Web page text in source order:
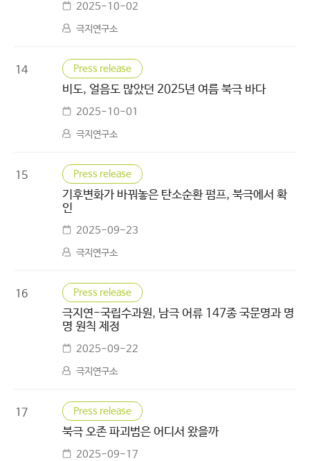
2025-10-02
극지연구소
14 Press release
비도, 얼음도 많았던 2025년 여름 북극 바다
2025-10-01
극지연구소
15 Press release
기후변화가 바꿔놓은 탄소순환 펌프, 북극에서 확
인
2025-09-23
극지연구소
16 Press release
극지연-국립수과원, 남극 어류 147종 국문명과 명
명 원칙 제정
2025-09-22
극지연구소
17 Press release
북극 오존 파괴범은 어디서 왔을까
2025-09-17